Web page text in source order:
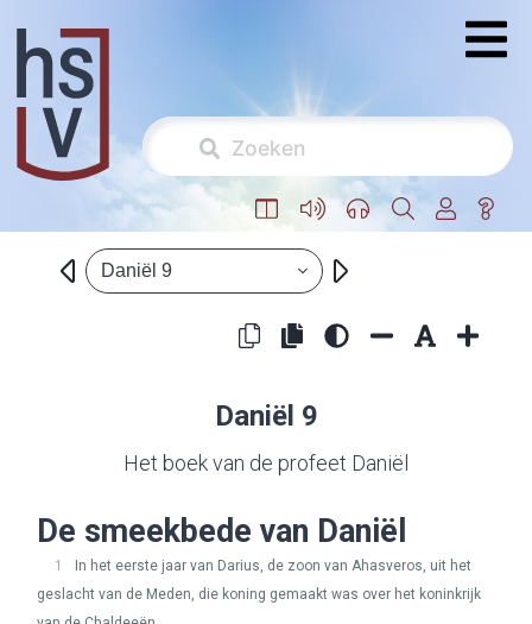
Daniël 9
Daniël 9
Het boek van de profeet Daniël
De smeekbede van Daniël
1
In het eerste jaar van Darius, de zoon van Ahasveros, uit het
geslacht van de Meden, die koning gemaakt was over het koninkrijk